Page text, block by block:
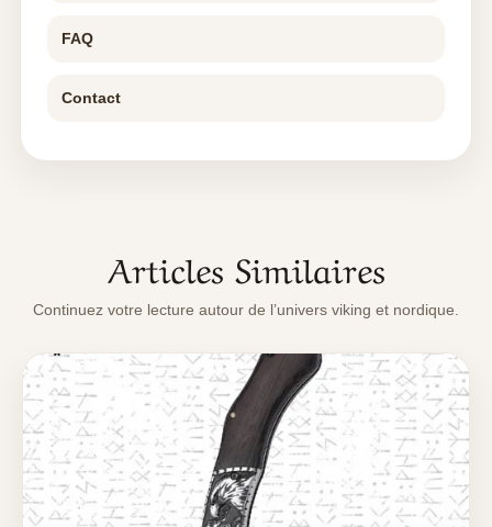
FAQ
Contact
Articles Similaires
Continuez votre lecture autour de l’univers viking et nordique.